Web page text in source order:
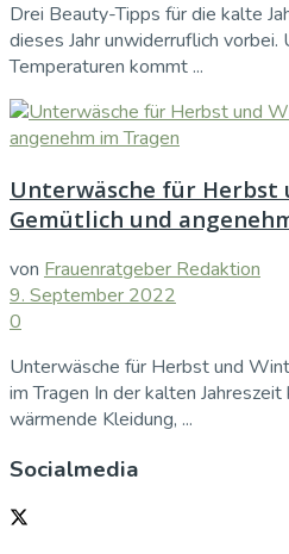
Drei Beauty-Tipps für die kalte
dieses Jahr unwiderruflich vorbei.
Temperaturen kommt ...
Unterwäsche für Herbst
Gemütlich und
von Frauenratgeber Redaktion
9. September 2022
0
Unterwäsche für Herbst und
im Tragen In der kalten
wärmende Kleidung, ...
Socialmedia